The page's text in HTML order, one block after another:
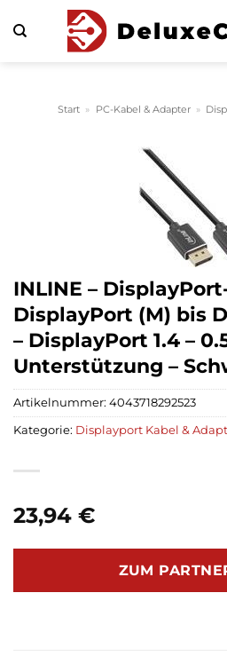
Inhalt
Start » PC-Kabel & Adapter »
INLINE –
DisplayPort (M) bis
– DisplayPort 1.4 –
Unterstützung –
23,94 €
ZUM
Artikelnummer: 4043718292523
Kategorie: Displayport Kabel &